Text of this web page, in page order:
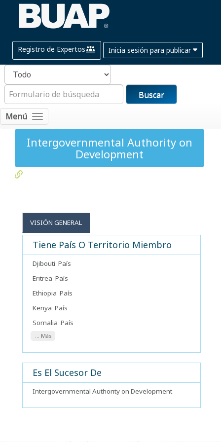
Registro de Expertos Inicia sesión para publicar
Buscar
Menú
Intergovernmental Authority on
Development
VISIÓN GENERAL
Tiene País O Territorio Miembro
Djibouti País
Eritrea País
Ethiopia País
Kenya País
Somalia País
... Más
Es El Sucesor De
Intergovernmental Authority on Development